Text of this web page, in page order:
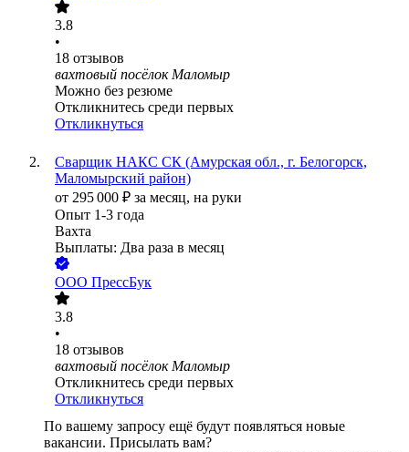
3.8
•
18 отзывов
вахтовый посёлок Маломыр
Можно без резюме
Откликнитесь среди первых
Откликнуться
Сварщик НАКС СК (Амурская обл., г. Белогорск,
Маломырский район)
от 295 000 ₽ за месяц, на руки
Опыт 1-3 года
Вахта
Выплаты: Два раза в месяц
ООО ПрессБук
3.8
•
18 отзывов
вахтовый посёлок Маломыр
Откликнитесь среди первых
Откликнуться
По вашему запросу ещё будут появляться новые
вакансии. Присылать вам?